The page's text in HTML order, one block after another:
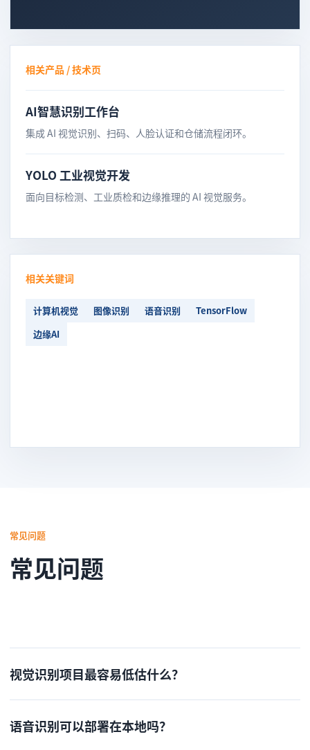
相关产品 / 技术页
AI智慧识别工作台
集成 AI 视觉识别、扫码、人脸认证和仓储流程闭环。
YOLO 工业视觉开发
面向目标检测、工业质检和边缘推理的 AI 视觉服务。
相关关键词
计算机视觉 图像识别 语音识别
TensorFlow
边缘AI
常见问题
常见问题
视觉识别项目最容易低估什么？
语音识别可以部署在本地吗？